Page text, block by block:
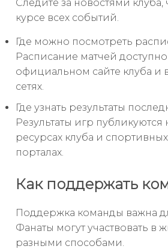
Следите за новостями клуба,
курсе всех событий.
Где можно посмотреть
Расписание матчей
официальном сайте клуба и
сетях.
Где узнать результаты
Результаты игр
ресурсах клуба и
порталах.
Как поддержать
Поддержка команды важна
Фанаты могут участвовать в
разными способами.